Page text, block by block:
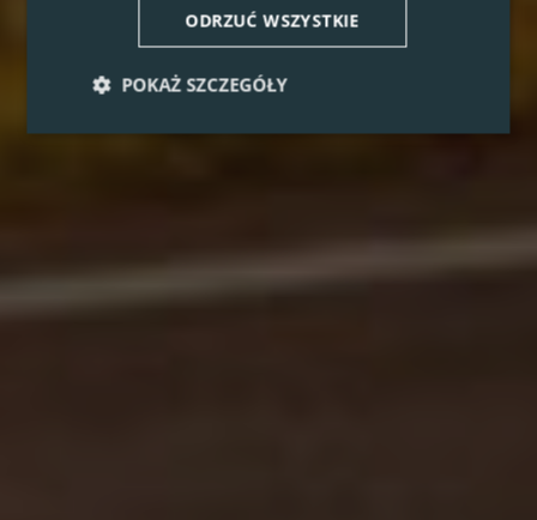
ODRZUĆ WSZYSTKIE
POKAŻ SZCZEGÓŁY